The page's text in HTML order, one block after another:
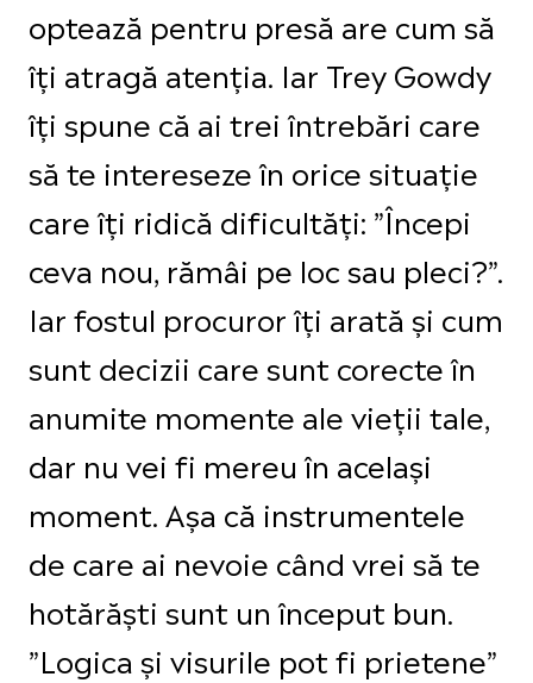
optează pentru presă are cum să
îți atragă atenția. Iar Trey Gowdy
îți spune că ai trei întrebări care
să te intereseze în orice situație
care îți ridică dificultăți: ”Începi
ceva nou, rămâi pe loc sau pleci?”.
Iar fostul procuror îți arată și cum
sunt decizii care sunt corecte în
anumite momente ale vieții tale,
dar nu vei fi mereu în același
moment. Așa că instrumentele
de care ai nevoie când vrei să te
hotărăști sunt un început bun.
”Logica și visurile pot fi prietene”